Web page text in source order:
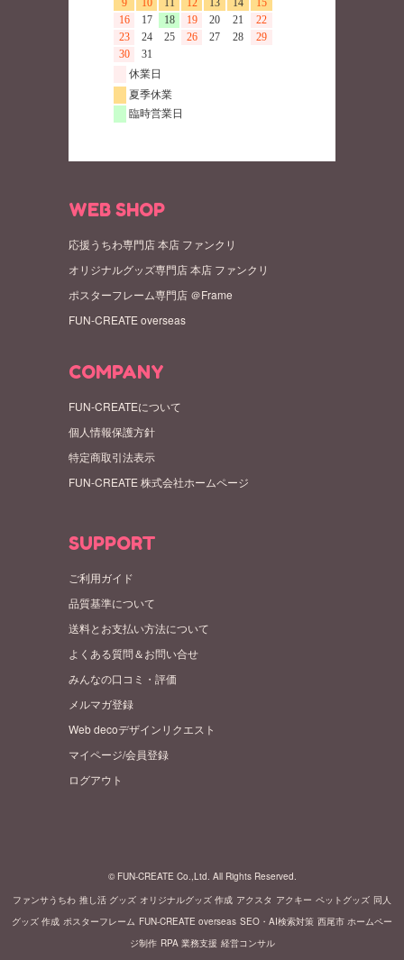
WEB SHOP
応援うちわ専門店 本店 ファンクリ
オリジナルグッズ専門店 本店 ファンクリ
ポスターフレーム専門店 ＠Frame
FUN-CREATE overseas
COMPANY
FUN-CREATEについて
個人情報保護方針
特定商取引法表示
FUN-CREATE 株式会社ホームページ
SUPPORT
ご利用ガイド
品質基準について
送料とお支払い方法について
よくある質問＆お問い合せ
みんなの口コミ・評価
メルマガ登録
Web decoデザインリクエスト
マイページ/会員登録
ログアウト
© FUN-CREATE Co.,Ltd. All Rights Reserved.
ファンサうちわ 推し活 グッズ オリジナルグッズ 作成 アクスタ アクキー ペットグッズ 同人
グッズ 作成 ポスターフレーム FUN-CREATE overseas SEO・AI検索対策 西尾市 ホームペー
ジ制作 RPA 業務支援 経営コンサル